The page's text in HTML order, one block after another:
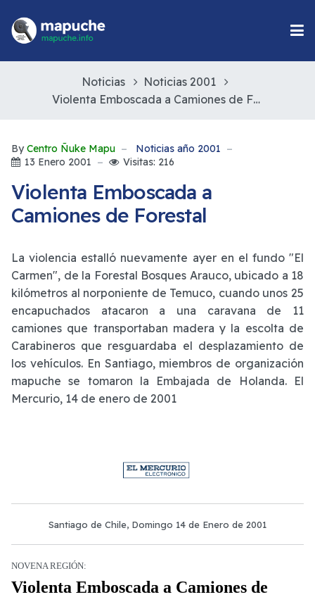
Noticias
Noticias 2001
Violenta Emboscada a Camiones de Forestal
By Centro Ñuke Mapu
Noticias año 2001
13 Enero 2001
Visitas: 216
Violenta Emboscada a
Camiones de Forestal
La violencia estalló nuevamente ayer en el fundo "El
Carmen", de la Forestal Bosques Arauco, ubicado a 18
kilómetros al norponiente de Temuco, cuando unos 25
encapuchados atacaron a una caravana de 11
camiones que transportaban madera y la escolta de
Carabineros que resguardaba el desplazamiento de
los vehículos. En Santiago, miembros de organización
mapuche se tomaron la Embajada de Holanda. El
Mercurio, 14 de enero de 2001
Santiago de Chile, Domingo 14 de Enero de 2001
NOVENA REGIÓN:
Violenta Emboscada a Camiones de